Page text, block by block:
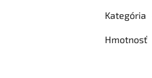
Kategória
Hmotnosť